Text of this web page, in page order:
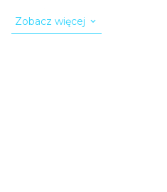
finder polska sp. z
Zobacz więcej